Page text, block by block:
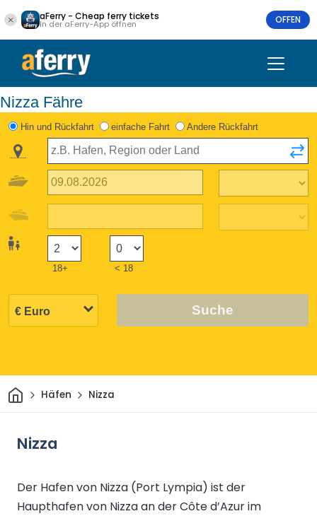
aFerry - Cheap ferry tickets
In der aFerry-App öffnen OFFEN
Nizza Fähre
Hin und Rückfahrt einfache Fahrt Andere Rückfahrt
18+ < 18
Suche
HeimHäfen Nizza
Nizza
Der Hafen von Nizza (Port Lympia) ist der
Haupthafen von Nizza an der Côte d’Azur im